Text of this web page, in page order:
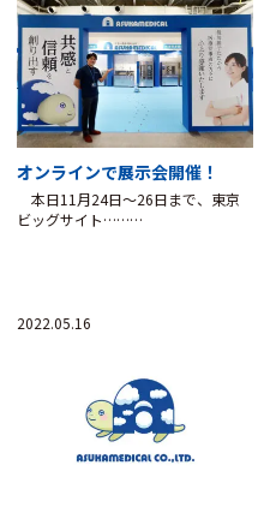
オンラインで展示会開催！
本日11月24日～26日まで、東京
ビッグサイト………
2022.05.16